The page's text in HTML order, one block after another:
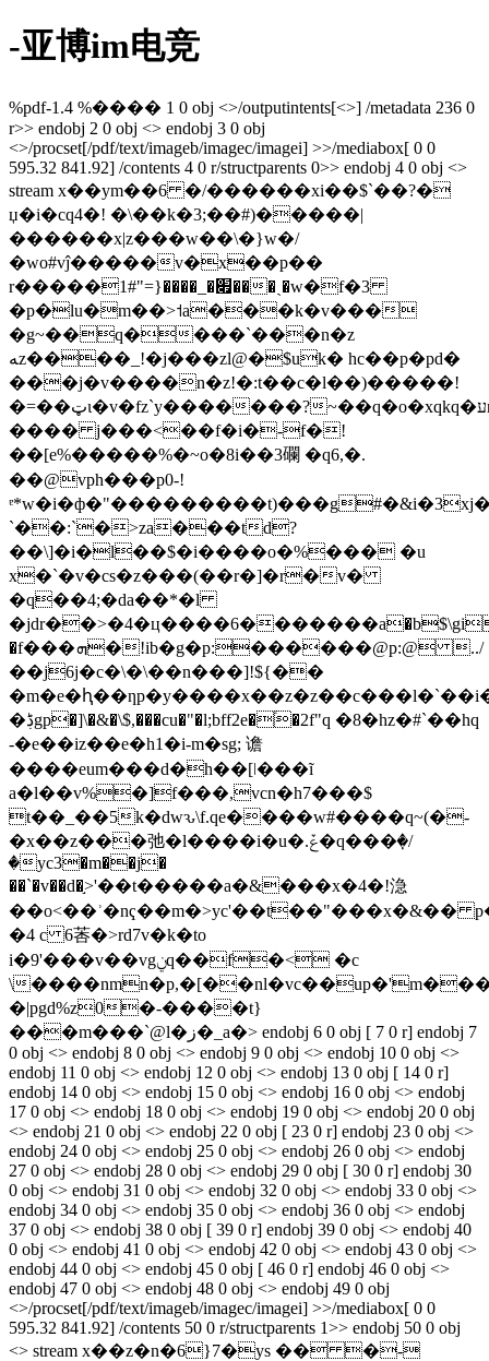
-亚博im电竞
%pdf-1.4 %���� 1 0 obj <>/outputintents[<>] /metadata 236 0
r>> endobj 2 0 obj <> endobj 3 0 obj
<>/procset[/pdf/text/imageb/imagec/imagei] >>/mediabox[ 0 0
595.32 841.92] /contents 4 0 r/structparents 0>> endobj 4 0 obj <>
stream x��ym��6 �/������xi��$`��?�
џ�i�cq4�! �\��k�3;��#)�����|
������x|z���w��\�}w�/
�wo#vĵ�����v�x��p��
r�����׏�_����{="1#���ˏ�w�f�3
�p�lu�m��>˦a���k�v���
�g~��q����`���n�z
ﻪz����_!�j���zl@�$uk� hc��p�pd�
���j�v����n�z!�:t��c�l��)�����!
�=��ټɩ�v�fz`y�������?~��q�o�xqkq�עr���l�p}
���� j���<��f�i�-f�!
��[e%�����%�~o�8i��3䃹 �q6,�.
��@vph���p0-!
`��:`�>za���td?
��\]�i�l��$�i����o�%��� �u
x�`�v�cs�z���(��r�]�r�v�
�q��4;�da��*�l
�f���ܗ�!ib�g�p:������@p:@ ../
��j6j�c�\�\��n���]!${��
�ڋgp�]\�&�\$,���cu�"�l;bff2e�֒�2f"q �8�hz�#`��hq
-�e��iz��e�h1�i-m�sg; 谵
����eum���d�h��[ǀ���ĩ
a�l��v%�]f���,vcn�h7���$
t��_��5k�dwԅ\f.qe����w#����q~(�-
�x��z���弛�l����i�u�.ݞ�q���ٜ�/
�yc3�m��j�
��`�v��d�֣>'��t�����a�&���x�4�!㴔
��o<��ʾ�nҁ��m�>yc'��t��"���x�&��
�4 c 6莕�>rd7v�k�to
i�9'���v��vgݧq��f�< �c
\
�|pgd%z0�-����t}
���m���`@l�ز�_a�> endobj 6 0 obj [ 7 0 r] endobj 7
0 obj <> endobj 8 0 obj <> endobj 9 0 obj <> endobj 10 0 obj <>
endobj 11 0 obj <> endobj 12 0 obj <> endobj 13 0 obj [ 14 0 r]
endobj 14 0 obj <> endobj 15 0 obj <> endobj 16 0 obj <> endobj
17 0 obj <> endobj 18 0 obj <> endobj 19 0 obj <> endobj 20 0 obj
<> endobj 21 0 obj <> endobj 22 0 obj [ 23 0 r] endobj 23 0 obj <>
endobj 24 0 obj <> endobj 25 0 obj <> endobj 26 0 obj <> endobj
27 0 obj <> endobj 28 0 obj <> endobj 29 0 obj [ 30 0 r] endobj 30
0 obj <> endobj 31 0 obj <> endobj 32 0 obj <> endobj 33 0 obj <>
endobj 34 0 obj <> endobj 35 0 obj <> endobj 36 0 obj <> endobj
37 0 obj <> endobj 38 0 obj [ 39 0 r] endobj 39 0 obj <> endobj 40
0 obj <> endobj 41 0 obj <> endobj 42 0 obj <> endobj 43 0 obj <>
endobj 44 0 obj <> endobj 45 0 obj [ 46 0 r] endobj 46 0 obj <>
endobj 47 0 obj <> endobj 48 0 obj <> endobj 49 0 obj
<>/procset[/pdf/text/imageb/imagec/imagei] >>/mediabox[ 0 0
595.32 841.92] /contents 50 0 r/structparents 1>> endobj 50 0 obj
<> stream x��z�n�6}7�уs �� �-